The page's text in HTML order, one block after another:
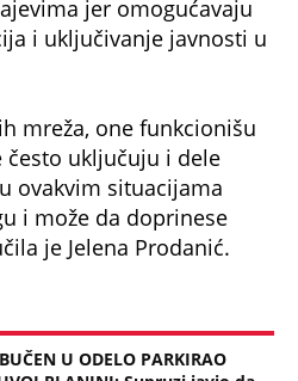
jer omogućavaju
i uključivanje javnosti u
mreža, one funkcionišu
često uključuju i dele
ovakvim situacijama
i može da doprinese
je Jelena Prodanić.
U ODELO PARKIRAO